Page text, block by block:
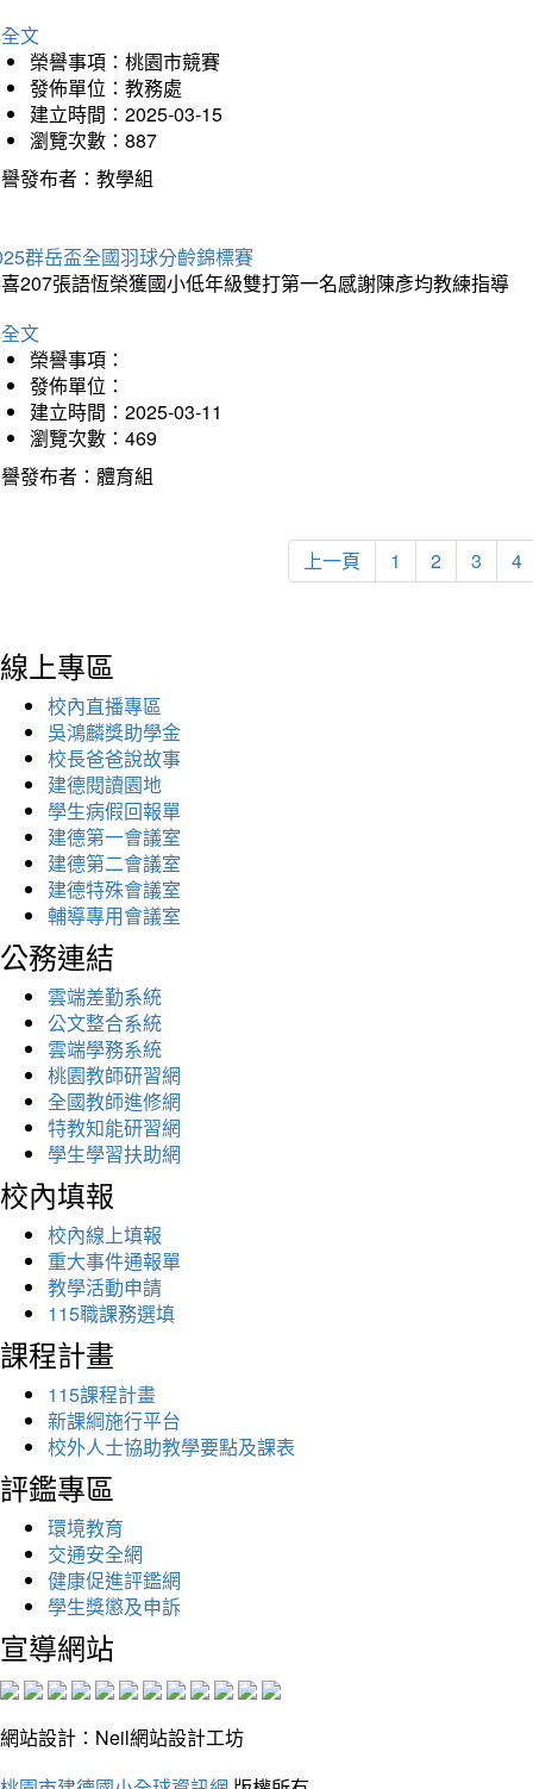
文
榮譽事項：桃園市競賽
發佈單位：教務處
建立時間：2025-03-15
瀏覽次數：887
發布者：教學組
群岳盃全國羽球分齡錦標賽
207張語恆榮獲國小低年級雙打第一名感謝陳彥均教練指導
文
榮譽事項：
發佈單位：
建立時間：2025-03-11
瀏覽次數：469
發布者：體育組
上一頁 1 2 3 4
線上專區
校內直播專區
吳鴻麟獎助學金
校長爸爸說故事
建德閱讀園地
學生病假回報單
建德第一會議室
建德第二會議室
建德特殊會議室
輔導專用會議室
公務連結
雲端差勤系統
公文整合系統
雲端學務系統
桃園教師研習網
全國教師進修網
特教知能研習網
學生學習扶助網
校內填報
校內線上填報
重大事件通報單
教學活動申請
115職課務選填
課程計畫
115課程計畫
新課綱施行平台
校外人士協助教學要點及課表
評鑑專區
環境教育
交通安全網
健康促進評鑑網
學生獎懲及申訴
宣導網站
網站設計：Neil網站設計工坊